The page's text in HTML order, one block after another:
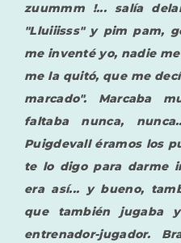
zuummm !... salía
"Lluiiisss" y pim pam,
me inventé yo, nadie
me la quitó, que me
marcado". Marcaba
faltaba nunca,
Puigdevall éramos los
te lo digo para darme
era así... y bueno,
que también jugaba
entrenador-jugador.